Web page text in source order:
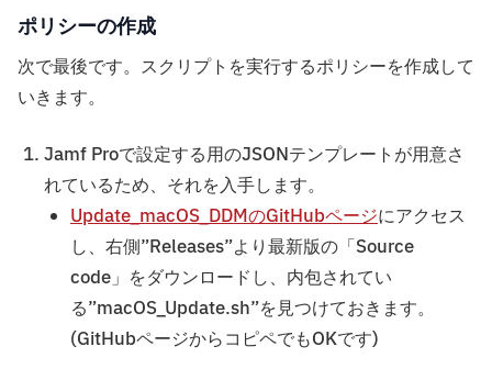
ポリシーの作成
次で最後です。スクリプトを実行するポリシーを作成して
いきます。
Jamf Proで設定する用のJSONテンプレートが用意さ
れているため、それを入手します。
Update_macOS_DDMのGitHubページにアクセス
し、右側”Releases”より最新版の「Source
code」をダウンロードし、内包されてい
る”macOS_Update.sh”を見つけておきます。
(GitHubページからコピペでもOKです)